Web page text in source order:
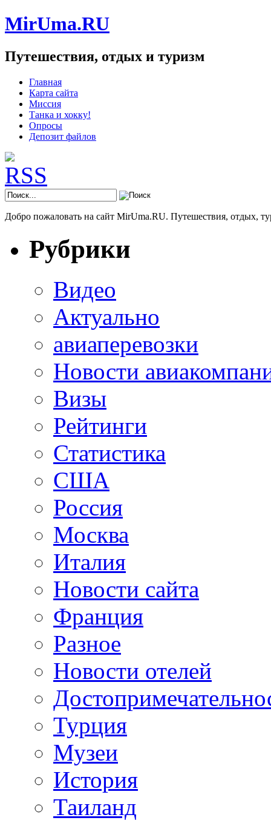
MirUma.RU
Путешествия, отдых и туризм
Главная
Карта сайта
Миссия
Танка и хокку!
Опросы
Депозит файлов
Добро пожаловать на сайт MirUma.RU. Путешествия, отдых,
Рубрики
Видео
Актуально
авиаперевозки
Новости
Визы
Рейтинги
Статистика
США
Россия
Москва
Италия
Новости сайта
Франция
Разное
Новости отелей
Турция
Музеи
История
Таиланд